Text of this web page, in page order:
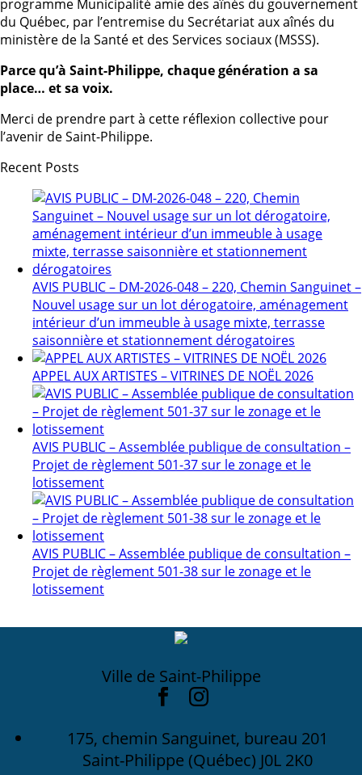
programme Municipalité amie des aînés du gouvernement
du Québec, par l’entremise du Secrétariat aux aînés du
ministère de la Santé et des Services sociaux (MSSS).
Parce qu’à Saint-Philippe, chaque génération a sa
place… et sa voix.
Merci de prendre part à cette réflexion collective pour
l’avenir de Saint-Philippe.
Recent Posts
AVIS PUBLIC – DM-2026-048 – 220, Chemin Sanguinet –
Nouvel usage sur un lot dérogatoire, aménagement
intérieur d’un immeuble à usage mixte, terrasse
saisonnière et stationnement dérogatoires
APPEL AUX ARTISTES – VITRINES DE NOËL 2026
AVIS PUBLIC – Assemblée publique de consultation –
Projet de règlement 501-37 sur le zonage et le
lotissement
AVIS PUBLIC – Assemblée publique de consultation –
Projet de règlement 501-38 sur le zonage et le
lotissement
Ville de Saint-Philippe
175, chemin Sanguinet, bureau 201
Saint-Philippe (Québec) J0L 2K0